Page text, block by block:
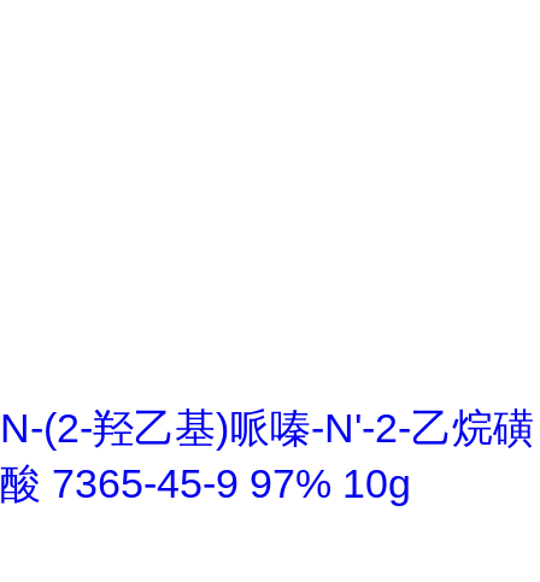
N-(2-羟乙基)哌嗪-N'-2-乙烷磺
酸 7365-45-9 97% 10g